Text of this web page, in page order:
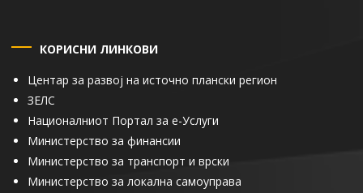
КОРИСНИ ЛИНКОВИ
Центар за развој на источно плански регион
ЗЕЛС
Националниот Портал за е-Услуги
Министерство за финансии
Министерство за транспорт и врски
Министерство за локална самоуправа